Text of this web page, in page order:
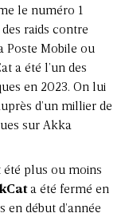
le numéro 1
raids contre
Poste Mobile ou
a été l’un des
en 2023. On lui
d’un millier de
sur Akka
été plus ou moins
a été fermé en
début d’année